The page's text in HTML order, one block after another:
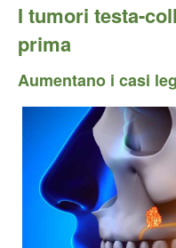
I tumori testa-
prima
Aumentano i casi